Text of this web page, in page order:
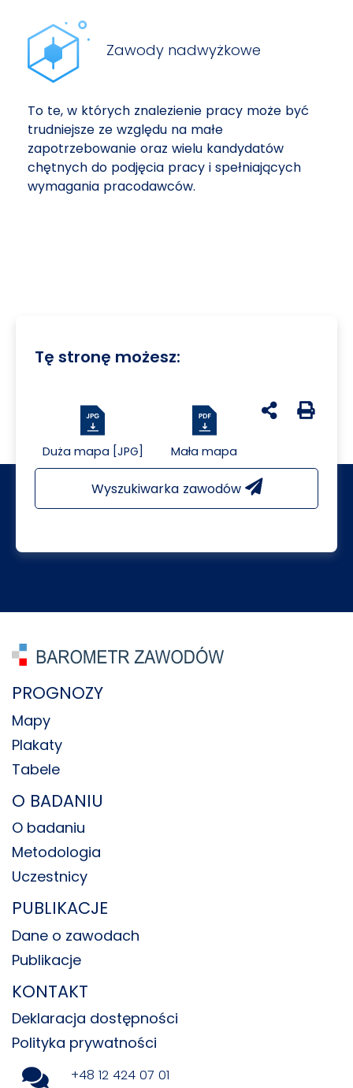
Zawody nadwyżkowe
To te, w których znalezienie pracy może być
trudniejsze ze względu na małe
zapotrzebowanie oraz wielu kandydatów
chętnych do podjęcia pracy i spełniających
wymagania pracodawców.
Tę stronę możesz:
Duża mapa [JPG] Mała mapa
udostępnij na
Generuj
Wyszukiwarka zawodów
PROGNOZY
Mapy
Plakaty
Tabele
O BADANIU
O badaniu
Metodologia
Uczestnicy
PUBLIKACJE
Dane o zawodach
Publikacje
KONTAKT
Deklaracja dostępności
Polityka prywatności
+48 12 424 07 01